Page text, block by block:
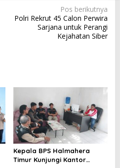
Pos berikutnya
Polri Rekrut 45 Calon Perwira
Sarjana untuk Perangi
Kejahatan Siber
Kepala BPS Halmahera
Timur Kunjungi Kantor